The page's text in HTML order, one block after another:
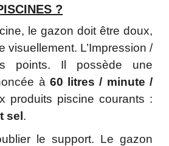
?
le gazon doit être doux,
visuellement. L’Impression /
points. Il possède une
à 60 litres / minute /
produits piscine courants :
sel.
le support. Le gazon